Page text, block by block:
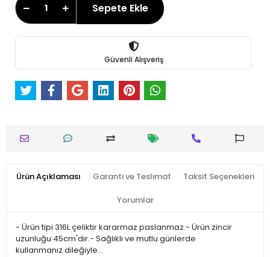
Sepete Ekle
Güvenli Alışveriş
Ürün Açıklaması Garanti ve Teslimat Taksit Seçenekleri
Yorumlar
- Ürün tipi 316L çeliktir kararmaz paslanmaz.- Ürün zincir
uzunluğu 45cm'dir.- Sağlıklı ve mutlu günlerde
kullanmanız dileğiyle…